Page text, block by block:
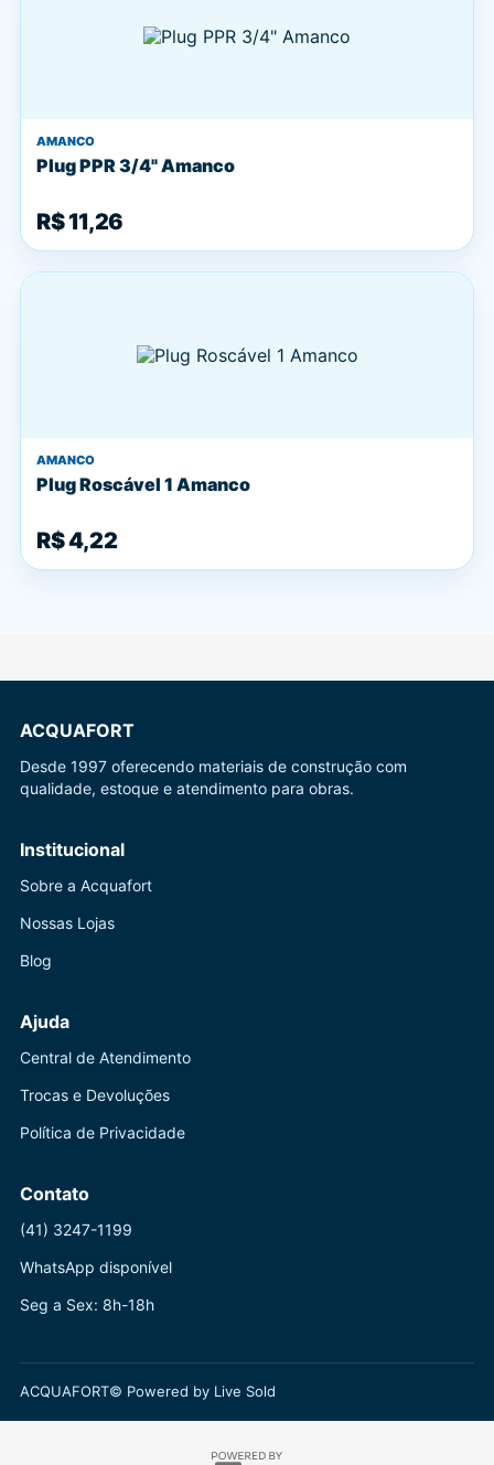
AMANCO
Plug PPR 3/4" Amanco
R$ 11,26
AMANCO
Plug Roscável 1 Amanco
R$ 4,22
ACQUAFORT
Desde 1997 oferecendo materiais de construção com
qualidade, estoque e atendimento para obras.
Institucional
Sobre a Acquafort
Nossas Lojas
Blog
Ajuda
Central de Atendimento
Trocas e Devoluções
Política de Privacidade
Contato
(41) 3247-1199
WhatsApp disponível
Seg a Sex: 8h-18h
ACQUAFORT© Powered by Live Sold